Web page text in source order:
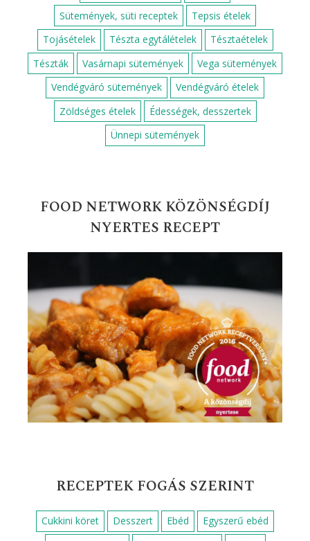
MÁR TÖBB MINT 350 RECEPT!
Alapreceptek
Csirkemell receptek
Darált húsos receptek
Diós sütemények
Egyszerű egytálételek
Egyszerű sütik
Egyszerű zöldséges ételek
Egytálételek
Fahéjas sütik
Gluténmentes édességek
Gyors zöldséges ételek
Gyümölcsös sütemények
Húsmentes ételek
Húsos levesek
Húsos ételek
Húsvéti receptek
Karácsonyi receptek
Karácsonyi sütemények
Kelt tésztás sütemények
Köret
Leves receptek
Mazsolás süti receptek
Nyári receptek
Palacsinta receptek
Saláták
Szilveszteri receptek
Sült hús
Sütemények, süti receptek
Tepsis ételek
Tojásételek
Tészta egytálételek
Tésztaételek
Tészták
Vasárnapi sütemények
Vega sütemények
Ünnepi sütemények